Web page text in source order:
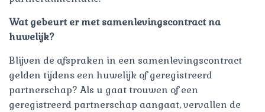
Wat gebeurt er met samenlevingscontract na
huwelijk?
Blijven de afspraken in een samenlevingscontract
gelden tijdens een huwelijk of geregistreerd
partnerschap? Als u gaat trouwen of een
geregistreerd partnerschap aangaat, vervallen de